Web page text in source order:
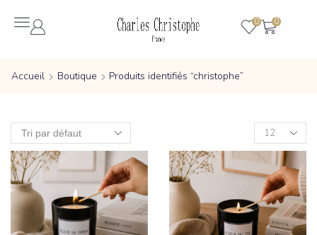
0 0
Accueil Boutique Produits identifiés “christophe”